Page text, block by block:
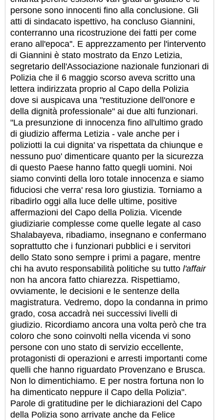
persone sono innocenti fino alla conclusione. Gli
atti di sindacato ispettivo, ha concluso Giannini,
conterranno una ricostruzione dei fatti per come
erano all'epoca''. E apprezzamento per l'intervento
di Giannini è stato mostrato da Enzo Letizia,
segretario dell'Associazione nazionale funzionari di
Polizia che il 6 maggio scorso aveva scritto una
lettera indirizzata proprio al Capo della Polizia
dove si auspicava una "restituzione dell'onore e
della dignità professionale" ai due alti funzionari.
"La presunzione di innocenza fino all'ultimo grado
di giudizio afferma Letizia - vale anche per i
poliziotti la cui dignita' va rispettata da chiunque e
nessuno puo' dimenticare quanto per la sicurezza
di questo Paese hanno fatto quegli uomini. Noi
siamo convinti della loro totale innocenza e siamo
fiduciosi che verra' resa loro giustizia. Torniamo a
ribadirlo oggi alla luce delle ultime, positive
affermazioni del Capo della Polizia. Vicende
giudiziarie complesse come quelle legate al caso
Shalabayeva, ribadiamo, insegnano e confermano
soprattutto che i funzionari pubblici e i servitori
dello Stato sono sempre i primi a pagare, mentre
chi ha avuto responsabilità politiche su tutto l'affair
non ha ancora fatto chiarezza. Rispettiamo,
ovviamente, le decisioni e le sentenze della
magistratura. Vedremo, dopo la condanna in primo
grado, cosa accadrà nei successivi livelli di
giudizio. Ricordiamo ancora una volta però che tra
coloro che sono coinvolti nella vicenda vi sono
persone con uno stato di servizio eccellente,
protagonisti di operazioni e arresti importanti come
quelli che hanno riguardato Provenzano e Brusca.
Non lo dimentichiamo. E per nostra fortuna non lo
ha dimenticato neppure il Capo della Polizia".
Parole di gratitudine per le dichiarazioni del Capo
della Polizia sono arrivate anche da Felice